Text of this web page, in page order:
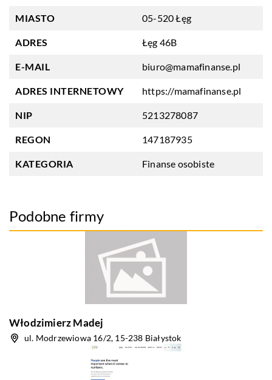
MIASTO 05-520 Łęg
ADRES Łęg 46B
E-MAIL biuro@mamafinanse.pl
ADRES INTERNETOWY https://mamafinanse.pl
NIP 5213278087
REGON 147187935
KATEGORIA Finanse osobiste
Podobne firmy
Włodzimierz Madej
ul. Modrzewiowa 16/2, 15-238 Białystok